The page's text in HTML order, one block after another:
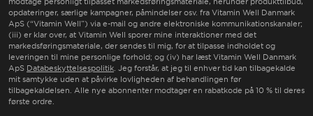
opdateringer, særlige kampagner, påmindelser osv. fra Vitamin Well Danmark
ApS (“Vitamin Well”) via e-mail og andre elektroniske kommunikationskanaler;
(iii) er klar over, at Vitamin Well sporer mine interaktioner med det
markedsføringsmateriale, der sendes til mig, for at tilpasse indholdet og
leveringen til mine personlige forhold; og (iv) har læst Vitamin Well Danmark
ApS Databeskyttelsespolitik . Jeg forstår, at jeg til enhver tid kan tilbagekalde
mit samtykke uden at påvirke lovligheden af behandlingen før
tilbagekaldelsen. Alle nye abonnenter modtager en rabatkode på 10 % til deres
første ordre.